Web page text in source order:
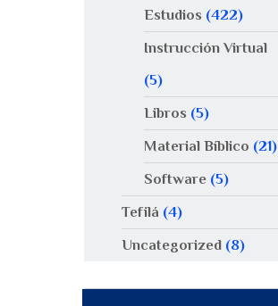
Estudios (422)
Instrucción Virtual
(5)
Libros (5)
Material Bíblico (21)
Software(5)
Tefilá (4)
Uncategorized (8)